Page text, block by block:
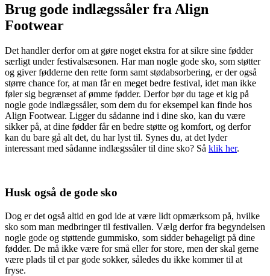
Brug gode indlægssåler fra Align
Footwear
Det handler derfor om at gøre noget ekstra for at sikre sine fødder
særligt under festivalsæsonen. Har man nogle gode sko, som støtter
og giver fødderne den rette form samt stødabsorbering, er der også
større chance for, at man får en meget bedre festival, idet man ikke
føler sig begrænset af ømme fødder. Derfor bør du tage et kig på
nogle gode indlægssåler, som dem du for eksempel kan finde hos
Align Footwear. Ligger du sådanne ind i dine sko, kan du være
sikker på, at dine fødder får en bedre støtte og komfort, og derfor
kan du bare gå alt det, du har lyst til. Synes du, at det lyder
interessant med sådanne indlægssåler til dine sko? Så klik her.
Husk også de gode sko
Dog er det også altid en god ide at være lidt opmærksom på, hvilke
sko som man medbringer til festivallen. Vælg derfor fra begyndelsen
nogle gode og støttende gummisko, som sidder behageligt på dine
fødder. De må ikke være for små eller for store, men der skal gerne
være plads til et par gode sokker, således du ikke kommer til at
fryse.